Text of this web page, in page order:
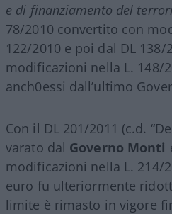
e di finanziamento del
78/2010 convertito con
122/2010 e poi dal DL
modificazioni nella L. 148/
anch0essi dall’ultimo
Con il DL 201/2011 (c.d.
varato dal Governo Monti
modificazioni nella L. 214/
euro fu ulteriormente
limite è rimasto in vigore